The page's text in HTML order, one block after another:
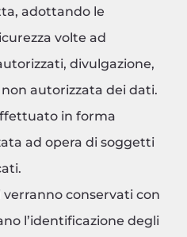
adottando le
volte ad
divulgazione,
autorizzata dei dati.
in forma
ad opera di soggetti
conservati con
l’identificazione degli